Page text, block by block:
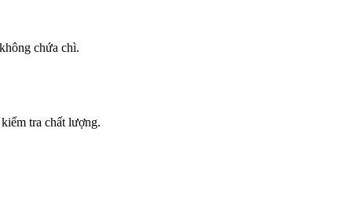
chứa chì.
tra chất lượng.